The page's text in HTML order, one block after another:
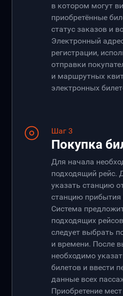
в котором могут
приобретённые
статус заказов и
Электронный
регистрации,
отправки
и маршрутных
электронных
Шаг 3
Покупка
Для начала
подходящий рейс.
указать станцию
станцию прибытия
Система
подходящих
следует выбрать
и времени. После
необходимо
билетов и ввести
данные всех
Приобретение